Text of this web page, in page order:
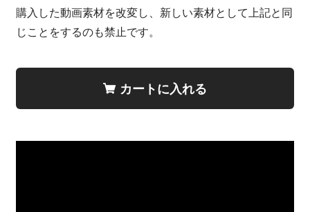
購入した動画素材を改変し、新しい素材として上記と同
じことをするのも禁止です。
カートに入れる